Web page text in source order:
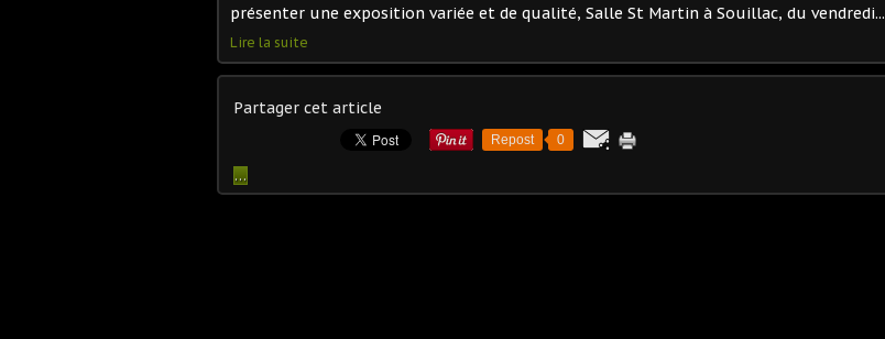
présenter une exposition variée et de qualité, Salle St Martin à Souillac, du vendredi...
Lire la suite
Partager cet article
Repost 0
…